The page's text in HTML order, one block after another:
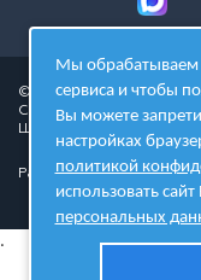
© 2026 ШЦТ
Сеть центров
Школа цифровых
Разработано в студии
.
Мы обрабатываем
сервиса и чтобы
Вы можете
настройках
политикой
использовать
персональных